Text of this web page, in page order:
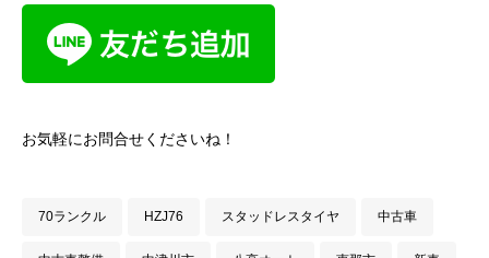
お気軽にお問合せくださいね！
70ランクル HZJ76 スタッドレスタイヤ 中古車